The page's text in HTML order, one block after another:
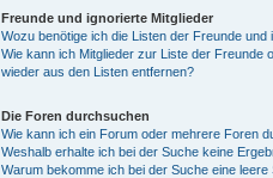
Freunde und ignorierte Mitglieder
Wozu benötige ich die Listen der Freunde und
Wie kann ich Mitglieder zur Liste der Freunde
wieder aus den Listen entfernen?
Die Foren durchsuchen
Wie kann ich ein Forum oder mehrere Foren
Weshalb erhalte ich bei der Suche keine
Warum bekomme ich bei der Suche eine leere